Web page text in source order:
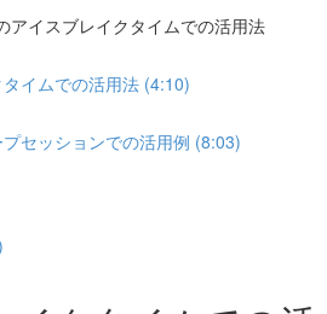
アイスブレイクタイムでの活用法
イムでの活用法 (4:10)
セッションでの活用例 (8:03)